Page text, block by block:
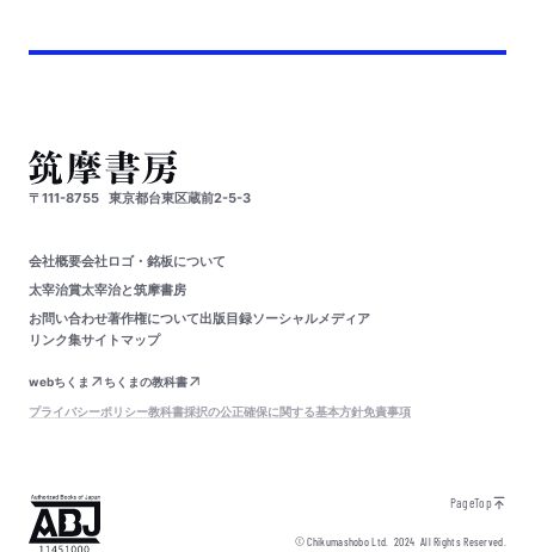
〒111-8755 東京都台東区蔵前2-5-3
会社概要会社ロゴ・銘板について
太宰治賞太宰治と筑摩書房
お問い合わせ著作権について出版目録ソーシャルメディア
リンク集サイトマップ
webちくま
ちくまの教科書
プライバシーポリシー教科書採択の公正確保に関する基本方針免責事項
PageTop
© Chikumashobo Ltd.2024 All Rights Reserved.